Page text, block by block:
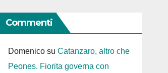
Commenti
Domenicosu Catanzaro, altro che
Peones. Fiorita governa con